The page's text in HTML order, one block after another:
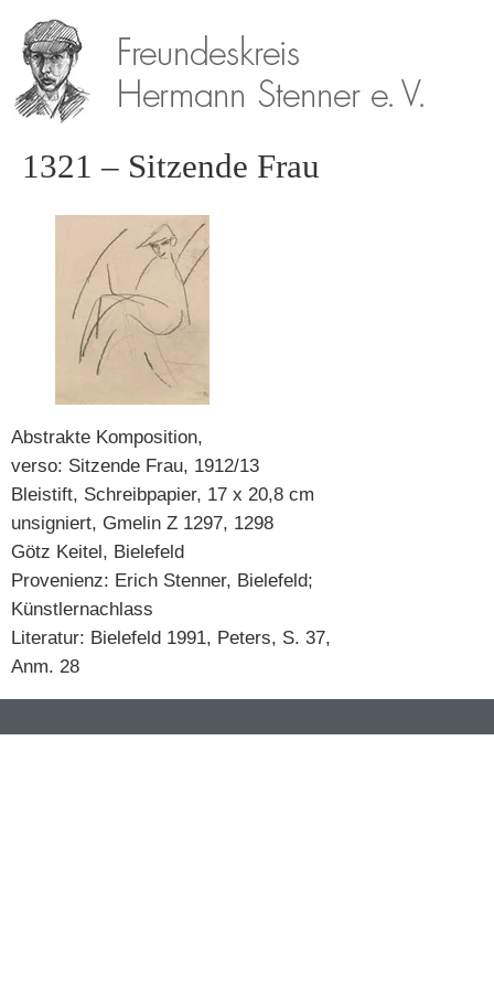
1321 – Sitzende Frau
Abstrakte Komposition,
verso: Sitzende Frau, 1912/13
Bleistift, Schreibpapier, 17 x 20,8 cm
unsigniert, Gmelin Z 1297, 1298
Götz Keitel, Bielefeld
Provenienz: Erich Stenner, Bielefeld;
Künstlernachlass
Literatur: Bielefeld 1991, Peters, S. 37,
Anm. 28